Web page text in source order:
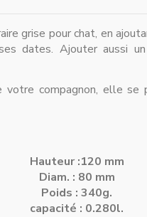
grise pour chat, en
dates. Ajouter aussi
votre compagnon, elle
Hauteur :120 mm
Diam. : 80 mm
Poids : 340g.
capacité : 0.280l.